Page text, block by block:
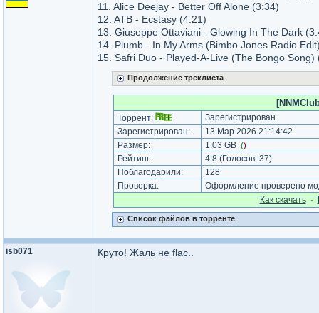
11. Alice Deejay - Better Off Alone (3:34)
12. ATB - Ecstasy (4:21)
13. Giuseppe Ottaviani - Glowing In The Dark
14. Plumb - In My Arms (Bimbo Jones Radio
15. Safri Duo - Played-A-Live (The Bongo Song)
Продолжение треклиста
Торрент:
Зарегистрирован
Зарегистрирован:
13 Мар 2026 21:14:42
Размер:
1.03 GB ()
Рейтинг: 4.8 (Голосов: 37)
Поблагодарили:
128
Проверка:
Оформление проверено
Как cкачать·
Список файлов в торренте
isb071 Круто! Жаль не flac..